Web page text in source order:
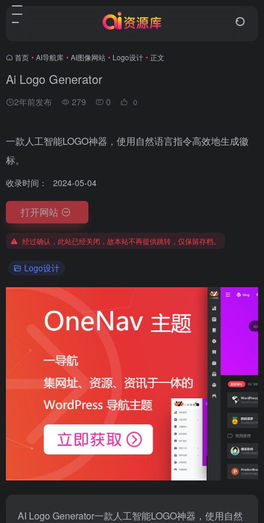
首页 • AI导航库 • AI图像网站 • Logo设计 • 正文
Ai Logo Generator
2年前发布 279 0 0
一款人工智能LOGO神器，使用自然语言指令高效地生成徽
标。
收录时间： 2024-05-04
打开网站
经过确认，此站已经关闭，故本站不再提供跳转，仅保留存档。
Logo设计
AI Logo Generator一款人工智能LOGO神器，使用自然